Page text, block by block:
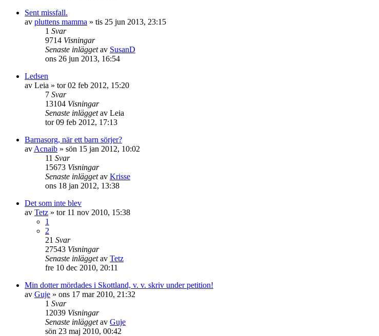
Sent missfall.
av pluttens mamma » tis 25 jun 2013, 23:15
1 Svar
9714 Visningar
Senaste inläggetav SusanD
ons 26 jun 2013, 16:54
Ledsen
av Leia » tor 02 feb 2012, 15:20
7 Svar
13104 Visningar
Senaste inläggetav Leia
tor 09 feb 2012, 17:13
Barnasorg, när ett barn sörjer?
av Acnaib » sön 15 jan 2012, 10:02
11 Svar
15673 Visningar
Senaste inläggetav Krisse
ons 18 jan 2012, 13:38
Det som inte blev
av Tetz » tor 11 nov 2010, 15:38
1
2
21 Svar
27543 Visningar
Senaste inläggetav Tetz
fre 10 dec 2010, 20:11
Min dotter mördades i Skottland, v. v. skriv under petition!
av Guje » ons 17 mar 2010, 21:32
1 Svar
12039 Visningar
Senaste inläggetav Guje
sön 23 maj 2010, 00:42